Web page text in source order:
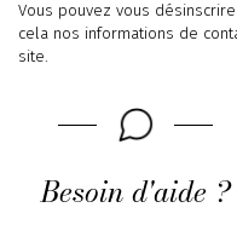
Vous pouvez vous
cela nos informations de
site.
Besoin d'aide ?